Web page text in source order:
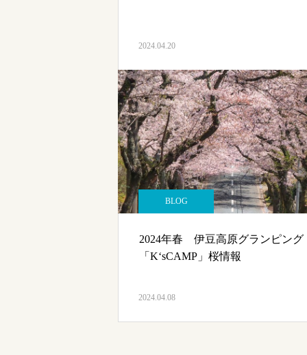
2024.04.20
BLOG
2024年春 伊豆高原グランピング
「K‘sCAMP」桜情報
2024.04.08